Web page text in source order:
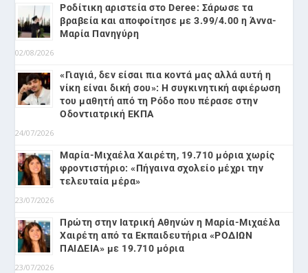
Ροδίτικη αριστεία στο Deree: Σάρωσε τα
βραβεία και αποφοίτησε με 3.99/4.00 η Άννα-
Μαρία Πανηγύρη
02/08/2026
«Γιαγιά, δεν είσαι πια κοντά μας αλλά αυτή η
νίκη είναι δική σου»: Η συγκινητική αφιέρωση
του μαθητή από τη Ρόδο που πέρασε στην
Οδοντιατρική ΕΚΠΑ
24/07/2026
Μαρία-Μιχαέλα Χαιρέτη, 19.710 μόρια χωρίς
φροντιστήριο: «Πήγαινα σχολείο μέχρι την
τελευταία μέρα»
23/07/2026
Πρώτη στην Ιατρική Αθηνών η Μαρία-Μιχαέλα
Χαιρέτη από τα Εκπαιδευτήρια «ΡΟΔΙΩΝ
ΠΑΙΔΕΙΑ» με 19.710 μόρια
23/07/2026